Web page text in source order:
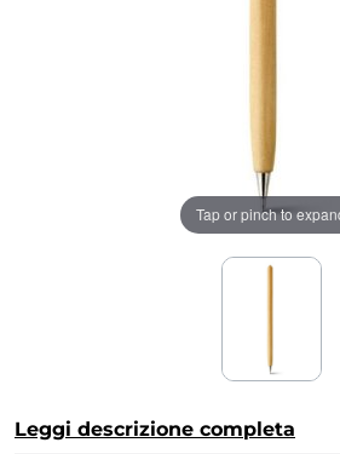
Tap or pinch to
Leggi descrizione completa